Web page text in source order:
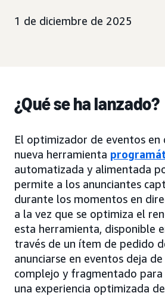
1 de diciembre de 2025
¿Qué se ha lanzado?
El optimizador de eventos en
nueva herramienta
automatizada y alimentada
permite a los anunciantes
durante los momentos en
a la vez que se optimiza el
esta herramienta, disponible
través de un ítem de pedido
anunciarse en eventos deja
complejo y fragmentado
una experiencia optimizada